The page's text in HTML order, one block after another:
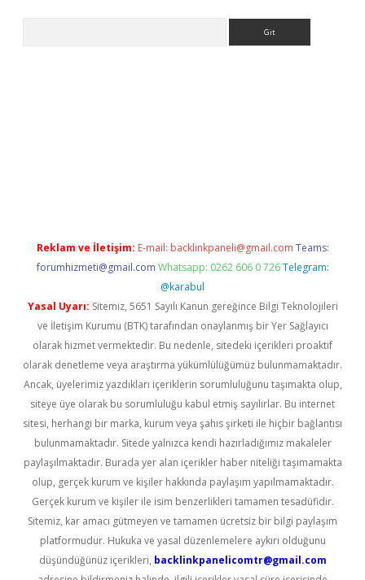
Reklam ve İletişim: E-mail: backlinkpaneli@gmail.com Teams:
forumhizmeti@gmail.com Whatsapp: 0262 606 0 726 Telegram:
@karabul
Yasal Uyarı: Sitemiz, 5651 Sayılı Kanun gereğince Bilgi Teknolojileri
ve İletişim Kurumu (BTK) tarafından onaylanmış bir Yer Sağlayıcı
olarak hizmet vermektedir. Bu nedenle, sitedeki içerikleri proaktif
olarak denetleme veya araştırma yükümlülüğümüz bulunmamaktadır.
Ancak, üyelerimiz yazdıkları içeriklerin sorumluluğunu taşımakta olup,
siteye üye olarak bu sorumluluğu kabul etmiş sayılırlar. Bu internet
sitesi, herhangi bir marka, kurum veya şahıs şirketi ile hiçbir bağlantısı
bulunmamaktadır. Sitede yalnızca kendi hazırladığımız makaleler
paylaşılmaktadır. Burada yer alan içerikler haber niteliği taşımamakta
olup, gerçek kurum ve kişiler hakkında paylaşım yapılmamaktadır.
Gerçek kurum ve kişiler ile isim benzerlikleri tamamen tesadüfidir.
Sitemiz, kar amacı gütmeyen ve tamamen ücretsiz bir bilgi paylaşım
platformudur. Hukuka ve yasal düzenlemelere aykırı olduğunu
düşündüğünüz içerikleri, backlinkpanelicomtr@gmail.com